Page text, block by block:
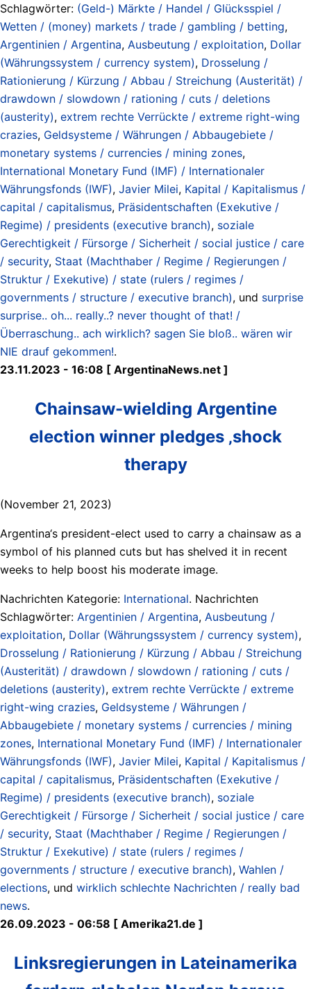
Schlagwörter: (Geld-) Märkte / Handel / Glücksspiel /
Wetten / (money) markets / trade / gambling / betting,
Argentinien / Argentina, Ausbeutung / exploitation, Dollar
(Währungssystem / currency system), Drosselung /
Rationierung / Kürzung / Abbau / Streichung (Austerität) /
drawdown / slowdown / rationing / cuts / deletions
(austerity), extrem rechte Verrückte / extreme right-wing
crazies, Geldsysteme / Währungen / Abbaugebiete /
monetary systems / currencies / mining zones,
International Monetary Fund (IMF) / Internationaler
Währungsfonds (IWF), Javier Milei, Kapital / Kapitalismus /
capital / capitalismus, Präsidentschaften (Exekutive /
Regime) / presidents (executive branch), soziale
Gerechtigkeit / Fürsorge / Sicherheit / social justice / care
/ security, Staat (Machthaber / Regime / Regierungen /
Struktur / Exekutive) / state (rulers / regimes /
governments / structure / executive branch), und surprise
surprise.. oh... really..? never thought of that! /
Überraschung.. ach wirklich? sagen Sie bloß.. wären wir
NIE drauf gekommen!.
23.11.2023 - 16:08 [ ArgentinaNews.net ]
Chainsaw-wielding Argentine
election winner pledges ‚shock
therapy
(November 21, 2023)
Argentina‘s president-elect used to carry a chainsaw as a
symbol of his planned cuts but has shelved it in recent
weeks to help boost his moderate image.
Nachrichten Kategorie: International. Nachrichten
Schlagwörter: Argentinien / Argentina, Ausbeutung /
exploitation, Dollar (Währungssystem / currency system),
Drosselung / Rationierung / Kürzung / Abbau / Streichung
(Austerität) / drawdown / slowdown / rationing / cuts /
deletions (austerity), extrem rechte Verrückte / extreme
right-wing crazies, Geldsysteme / Währungen /
Abbaugebiete / monetary systems / currencies / mining
zones, International Monetary Fund (IMF) / Internationaler
Währungsfonds (IWF), Javier Milei, Kapital / Kapitalismus /
capital / capitalismus, Präsidentschaften (Exekutive /
Regime) / presidents (executive branch), soziale
Gerechtigkeit / Fürsorge / Sicherheit / social justice / care
/ security, Staat (Machthaber / Regime / Regierungen /
Struktur / Exekutive) / state (rulers / regimes /
governments / structure / executive branch), Wahlen /
elections, und wirklich schlechte Nachrichten / really bad
news.
26.09.2023 - 06:58 [ Amerika21.de ]
Linksregierungen in Lateinamerika